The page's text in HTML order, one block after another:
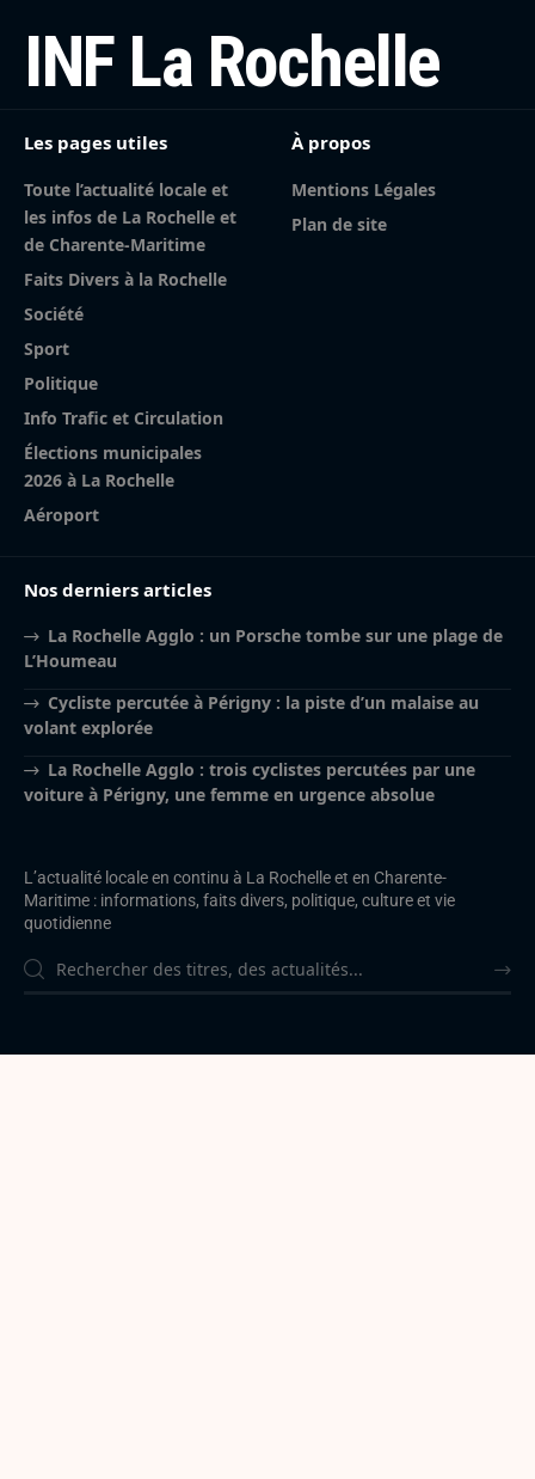
INF La Rochelle
Les pages utiles
Toute l’actualité locale et
les infos de La Rochelle et
de Charente-Maritime
Faits Divers à la Rochelle
Société
Sport
Politique
Info Trafic et Circulation
Élections municipales
2026 à La Rochelle
Aéroport
À propos
Mentions Légales
Plan de site
Nos derniers articles
La Rochelle Agglo : un Porsche tombe sur une plage de
L’Houmeau
Cycliste percutée à Périgny : la piste d’un malaise au
volant explorée
La Rochelle Agglo : trois cyclistes percutées par une
voiture à Périgny, une femme en urgence absolue
L’actualité locale en continu à La Rochelle et en Charente-
Maritime : informations, faits divers, politique, culture et vie
quotidienne